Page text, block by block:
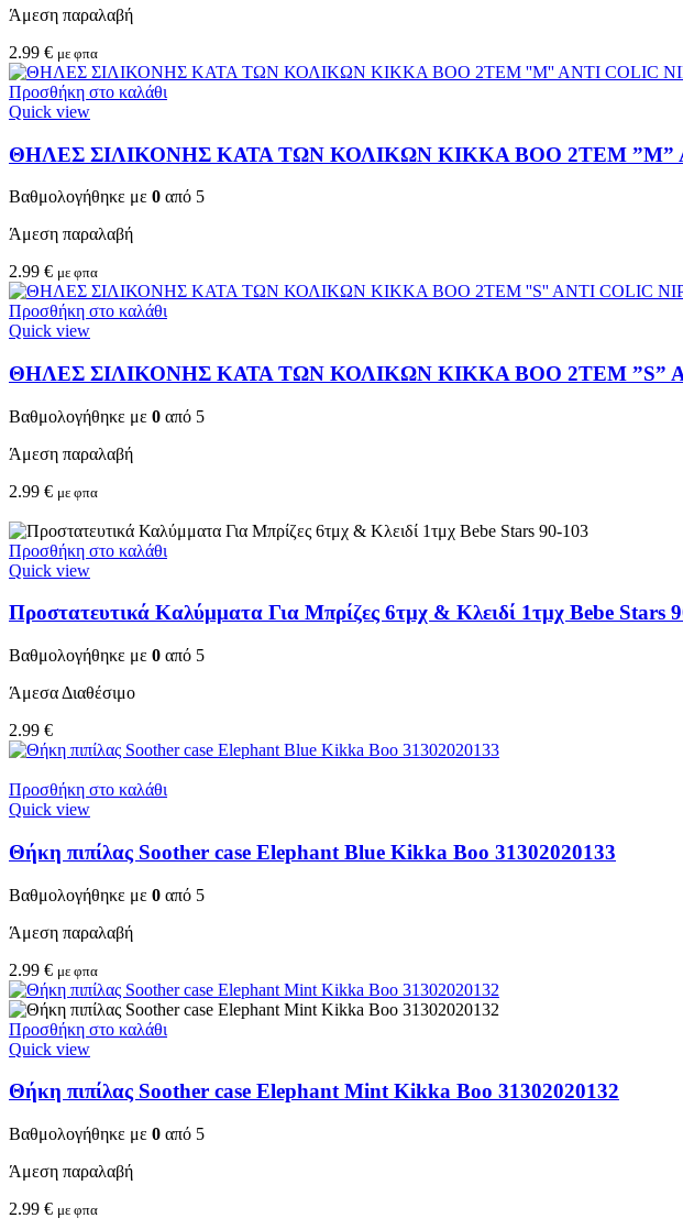
Άμεση παραλαβή
2.99 € με φπα
Προσθήκη στο καλάθι
Quick view
ΘΗΛΕΣ ΣΙΛΙΚΟΝΗΣ ΚΑΤΑ ΤΩΝ ΚΟΛΙΚΩΝ KIKKA BOO 2TEM ”M”
Βαθμολογήθηκε με 0 από 5
Άμεση παραλαβή
2.99 € με φπα
Προσθήκη στο καλάθι
Quick view
ΘΗΛΕΣ ΣΙΛΙΚΟΝΗΣ ΚΑΤΑ ΤΩΝ ΚΟΛΙΚΩΝ KIKKA BOO 2TEM ”S”
Βαθμολογήθηκε με 0 από 5
Άμεση παραλαβή
2.99 € με φπα
Προσθήκη στο καλάθι
Quick view
Προστατευτικά Καλύμματα Για Μπρίζες 6τμχ & Κλειδί 1τμχ Bebe Stars
Βαθμολογήθηκε με 0 από 5
Άμεσα Διαθέσιμο
2.99 €
Προσθήκη στο καλάθι
Quick view
Θήκη πιπίλας Soother case Elephant Blue Kikka Boo 31302020133
Βαθμολογήθηκε με 0 από 5
Άμεση παραλαβή
2.99 € με φπα
Προσθήκη στο καλάθι
Quick view
Θήκη πιπίλας Soother case Elephant Mint Kikka Boo 31302020132
Βαθμολογήθηκε με 0 από 5
Άμεση παραλαβή
2.99 € με φπα